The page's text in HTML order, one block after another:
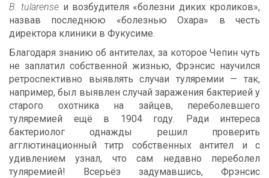
B. tularense и возбудителя «болезни диких кроликов»,
назвав последнюю «болезнью Охара» в честь
директора клиники в Фукусиме.
Благодаря знанию об антителах, за которое Чепин чуть
не заплатил собственной жизнью, Фрэнсис научился
ретроспективно выявлять случаи туляремии — так,
например, был выявлен случай заражения бактерией у
старого охотника на зайцев, переболевшего
туляремией ещё в 1904 году. Ради интереса
бактериолог однажды решил проверить
агглютинационный титр собственных антител и с
удивлением узнал, что сам недавно переболел
туляремией! Всерьёз задумавшись, Фрэнсис